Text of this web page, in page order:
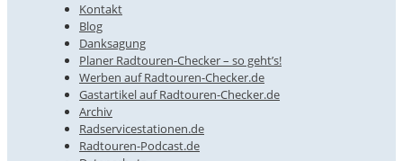
Kontakt
Blog
Danksagung
Planer Radtouren-Checker – so geht’s!
Werben auf Radtouren-Checker.de
Gastartikel auf Radtouren-Checker.de
Archiv
Radservicestationen.de
Radtouren-Podcast.de